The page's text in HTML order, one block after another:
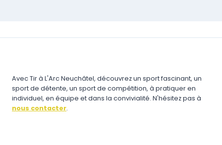
Avec Tir à L'Arc Neuchâtel, découvrez un sport fascinant, un
sport de détente, un sport de compétition, à pratiquer en
individuel, en équipe et dans la convivialité. N'hésitez pas à
nous contacter.